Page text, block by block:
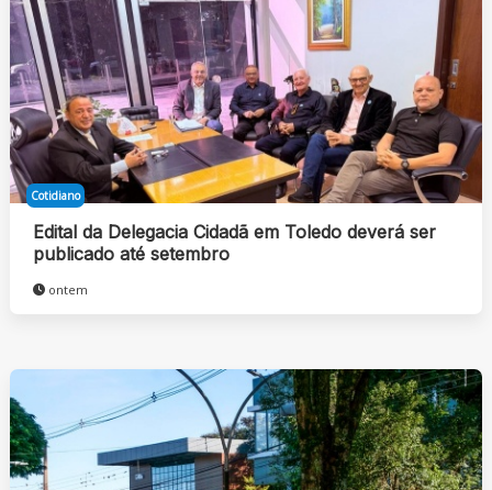
Cotidiano
Edital da Delegacia Cidadã em Toledo deverá ser
publicado até setembro
ontem